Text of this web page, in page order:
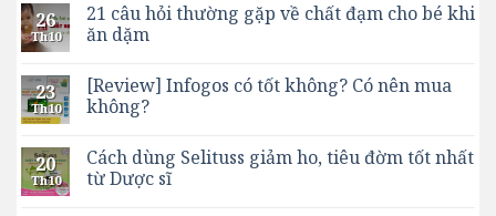
26
Th10
21 câu hỏi thường gặp về chất đạm cho bé khi
ăn dặm
23
Th10
[Review] Infogos có tốt không? Có nên mua
không?
20
Th10
Cách dùng Selituss giảm ho, tiêu đờm tốt nhất
từ Dược sĩ